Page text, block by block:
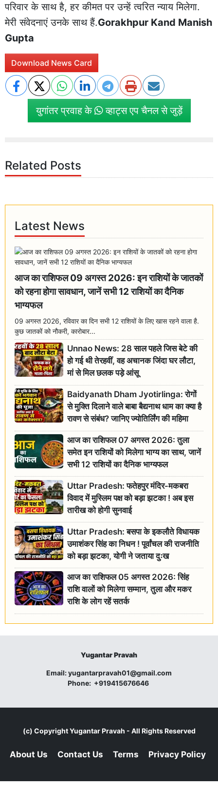
परिवार के साथ है, हर कीमत पर उन्हें त्वरित न्याय मिलेगा.
मेरी संवेदनाएं उनके साथ हैं.Gorakhpur Kand Manish
Gupta
Download News Card
युगांतर प्रवाह के व्हाट्स एप चैनल से जुड़ें
Related Posts
Latest News
आज का राशिफल 09 अगस्त 2026: इन राशियों के जातकों
को रहना होगा सावधान, जानें सभी 12 राशियों का दैनिक
भाग्यफल
09 अगस्त 2026, रविवार का दिन सभी 12 राशियों के लिए खास रहने वाला है.
कुछ जातकों को नौकरी, कारोबार...
Unnao News: 28 साल पहले जिस बेटे की
हो गई थी तेरहवीं, वह अचानक जिंदा घर लौटा,
मां से मिल छलक पड़े आंसू
Baidyanath Dham Jyotirlinga: रोगों
से मुक्ति दिलाने वाले बाबा बैद्यनाथ धाम का क्या है
रावण से संबंध? जानिए ज्योतिर्लिंग की महिमा
आज का राशिफल 07 अगस्त 2026: तुला
समेत इन राशियों को मिलेगा भाग्य का साथ, जानें
सभी 12 राशियों का दैनिक भाग्यफल
Uttar Pradesh: फतेहपुर मंदिर-मकबरा
विवाद में मुस्लिम पक्ष को बड़ा झटका ! अब इस
तारीख को होगी सुनवाई
Uttar Pradesh: बसपा के इकलौते विधायक
उमाशंकर सिंह का निधन ! पूर्वांचल की राजनीति
को बड़ा झटका, योगी ने जताया दुःख
आज का राशिफल 05 अगस्त 2026: सिंह
राशि वालों को मिलेगा सम्मान, तुला और मकर
राशि के लोग रहें सतर्क
Yugantar Pravah
Email:yugantarpravah01@gmail.com
Phone: +919415676646
(c) CopyrightYugantar Pravah - All Rights Reserved
About Us Contact Us Terms Privacy Policy